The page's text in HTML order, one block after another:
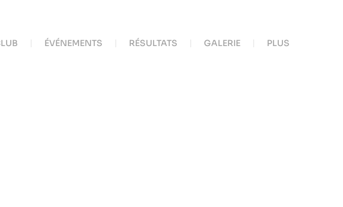
ÉVÉNEMENTS RÉSULTATS GALERIE PLUS